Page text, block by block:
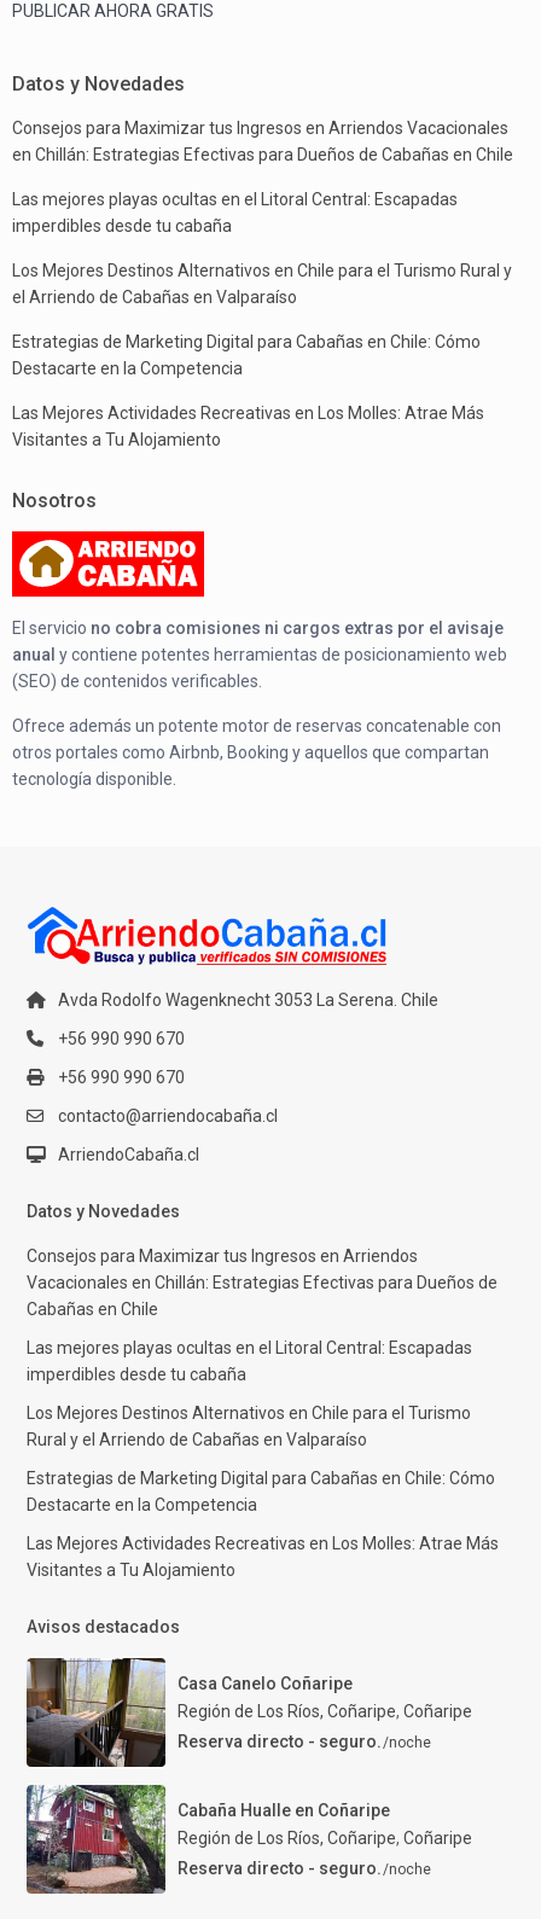
PUBLICAR AHORA GRATIS
Datos y Novedades
Consejos para Maximizar tus Ingresos en Arriendos Vacacionales
en Chillán: Estrategias Efectivas para Dueños de Cabañas en Chile
Las mejores playas ocultas en el Litoral Central: Escapadas
imperdibles desde tu cabaña
Los Mejores Destinos Alternativos en Chile para el Turismo Rural y
el Arriendo de Cabañas en Valparaíso
Estrategias de Marketing Digital para Cabañas en Chile: Cómo
Destacarte en la Competencia
Las Mejores Actividades Recreativas en Los Molles: Atrae Más
Visitantes a Tu Alojamiento
Nosotros
El servicio no cobra comisiones ni cargos extras por el avisaje
anual y contiene potentes herramientas de posicionamiento web
(SEO) de contenidos verificables.
Ofrece además un potente motor de reservas concatenable con
otros portales como Airbnb, Booking y aquellos que compartan
tecnología disponible.
Avda Rodolfo Wagenknecht 3053 La Serena. Chile
+56 990 990 670
+56 990 990 670
contacto@arriendocabaña.cl
ArriendoCabaña.cl
Datos y Novedades
Consejos para Maximizar tus Ingresos en Arriendos
Vacacionales en Chillán: Estrategias Efectivas para Dueños de
Cabañas en Chile
Las mejores playas ocultas en el Litoral Central: Escapadas
imperdibles desde tu cabaña
Los Mejores Destinos Alternativos en Chile para el Turismo
Rural y el Arriendo de Cabañas en Valparaíso
Estrategias de Marketing Digital para Cabañas en Chile: Cómo
Destacarte en la Competencia
Las Mejores Actividades Recreativas en Los Molles: Atrae Más
Visitantes a Tu Alojamiento
Avisos destacados
Casa Canelo Coñaripe
Región de Los Ríos, Coñaripe, Coñaripe
Reserva directo - seguro./noche
Cabaña Hualle en Coñaripe
Región de Los Ríos, Coñaripe, Coñaripe
Reserva directo - seguro./noche